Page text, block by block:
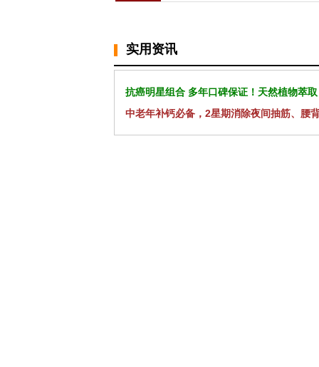
实用资讯
抗癌明星组合 多年口碑保证！天然植物萃
中老年补钙必备，2星期消除夜间抽筋、腰